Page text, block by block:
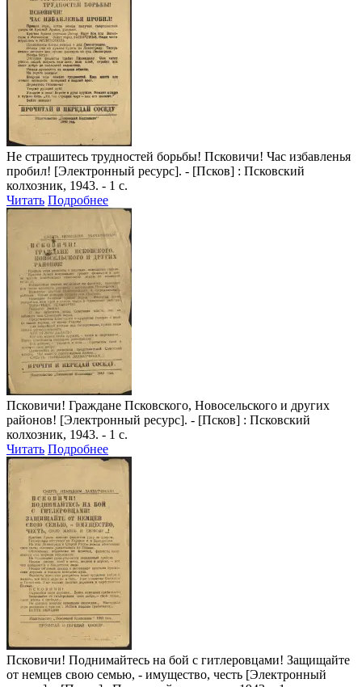
Не страшитесь трудностей борьбы! Псковичи! Час избавленья
пробил! [Электронный ресурс]. - [Псков] : Псковский
колхозник, 1943. - 1 с.
Читать Подробнее
Псковичи! Граждане Псковского, Новосельского и других
районов! [Электронный ресурс]. - [Псков] : Псковский
колхозник, 1943. - 1 с.
Читать Подробнее
Псковичи! Поднимайтесь на бой с гитлеровцами! Защищайте
от немцев свою семью, - имущество, честь [Электронный